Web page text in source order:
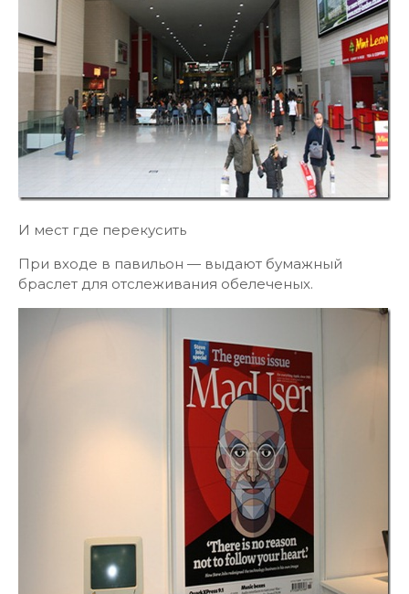
И мест где перекусить
При входе в павильон — выдают бумажный
браслет для отслеживания обелеченых.